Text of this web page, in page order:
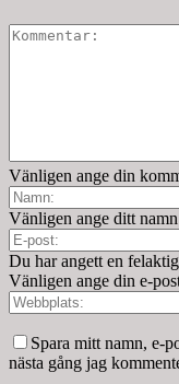
Vänligen ange din
Vänligen ange ditt
Du har angett en
Vänligen ange din e-
Spara mitt namn, e-
nästa gång jag